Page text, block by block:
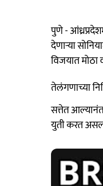
पुणे -
देणाऱ्या
विजयात
तेलंगणाच्या
सत्तेत
युती करत